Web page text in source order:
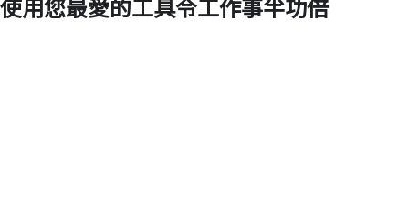
使用您最愛的工具令工作事半功倍